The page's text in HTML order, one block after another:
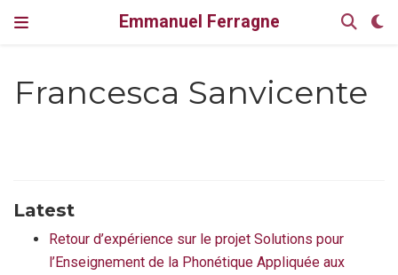
Emmanuel Ferragne
Francesca Sanvicente
Latest
Retour d’expérience sur le projet Solutions pour
l’Enseignement de la Phonétique Appliquée aux